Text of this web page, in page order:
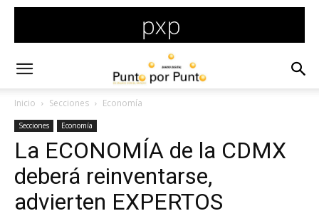
Inicio Secciones Economía
Secciones Economía
La ECONOMÍA de la CDMX
deberá reinventarse,
advierten EXPERTOS